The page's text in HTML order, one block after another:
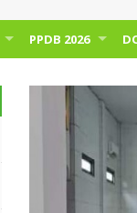
PPDB 2026